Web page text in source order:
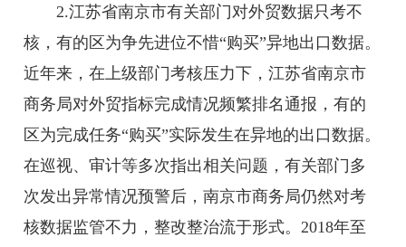
2.江苏省南京市有关部门对外贸数据只考不
核，有的区为争先进位不惜“购买”异地出口数据。
近年来，在上级部门考核压力下，江苏省南京市
商务局对外贸指标完成情况频繁排名通报，有的
区为完成任务“购买”实际发生在异地的出口数据。
在巡视、审计等多次指出相关问题，有关部门多
次发出异常情况预警后，南京市商务局仍然对考
核数据监管不力，整改整治流于形式。2018年至